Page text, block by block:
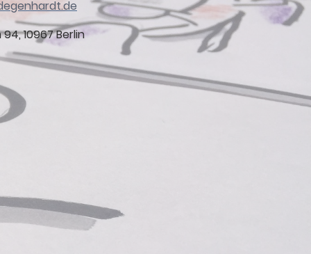
10967 Berlin